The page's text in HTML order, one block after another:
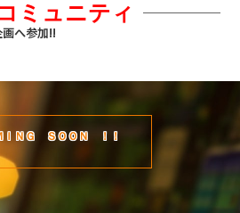
ミュニティ
へ参加!!
ＩＮＧ ＳＯＯＮ ！！